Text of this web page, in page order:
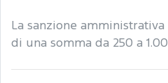
La sanzione
di una somma da 250 a